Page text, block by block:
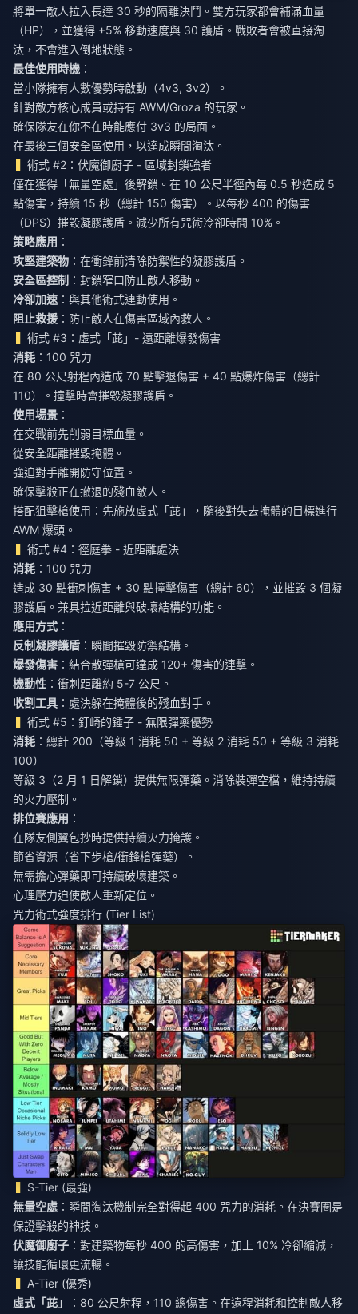
將單一敵人拉入長達 30 秒的隔離決鬥。雙方玩家都會補滿血量
（HP），並獲得 +5% 移動速度與 30 護盾。戰敗者會被直接淘
汰，不會進入倒地狀態。
最佳使用時機 ：
當小隊擁有人數優勢時啟動（4v3, 3v2）。
針對敵方核心成員或持有 AWM/Groza 的玩家。
確保隊友在你不在時能應付 3v3 的局面。
在最後三個安全區使用，以達成瞬間淘汰。
術式 #2：伏魔御廚子 - 區域封鎖強者
僅在獲得「無量空處」後解鎖。在 10 公尺半徑內每 0.5 秒造成 5
點傷害，持續 15 秒（總計 150 傷害）。以每秒 400 的傷害
（DPS）摧毀凝膠護盾。減少所有咒術冷卻時間 10%。
策略應用 ：
攻堅建築物 ：在衝鋒前清除防禦性的凝膠護盾。
安全區控制 ：封鎖窄口防止敵人移動。
冷卻加速 ：與其他術式連動使用。
阻止救援 ：防止敵人在傷害區域內救人。
術式 #3：虛式「茈」- 遠距離爆發傷害
消耗 ：100 咒力
在 80 公尺射程內造成 70 點擊退傷害 + 40 點爆炸傷害（總計
110）。撞擊時會摧毀凝膠護盾。
使用場景 ：
在交戰前先削弱目標血量。
從安全距離摧毀掩體。
強迫對手離開防守位置。
確保擊殺正在撤退的殘血敵人。
搭配狙擊槍使用：先施放虛式「茈」，隨後對失去掩體的目標進行
AWM 爆頭。
術式 #4：徑庭拳 - 近距離處決
消耗 ：100 咒力
造成 30 點衝刺傷害 + 30 點撞擊傷害（總計 60），並摧毀 3 個凝
膠護盾。兼具拉近距離與破壞結構的功能。
應用方式 ：
反制凝膠護盾 ：瞬間摧毀防禦結構。
爆發傷害 ：結合散彈槍可達成 120+ 傷害的連擊。
機動性 ：衝刺距離約 5-7 公尺。
收割工具 ：處決躲在掩體後的殘血對手。
術式 #5：釘崎的錘子 - 無限彈藥優勢
消耗 ：總計 200（等級 1 消耗 50 + 等級 2 消耗 50 + 等級 3 消耗
100）
等級 3（2 月 1 日解鎖）提供無限彈藥。消除裝彈空檔，維持持續
的火力壓制。
排位賽應用 ：
在隊友側翼包抄時提供持續火力掩護。
節省資源（省下步槍/衝鋒槍彈藥）。
無需擔心彈藥即可持續破壞建築。
心理壓力迫使敵人重新定位。
咒力術式強度排行 (Tier List)
S-Tier (最強)
無量空處 ：瞬間淘汰機制完全對得起 400 咒力的消耗。在決賽圈是
保證擊殺的神技。
伏魔御廚子 ：對建築物每秒 400 的高傷害，加上 10% 冷卻縮減，
讓技能循環更流暢。
A-Tier (優秀)
虛式「茈」
：80 公尺射程，110 總傷害。在遠程消耗和控制敵人移